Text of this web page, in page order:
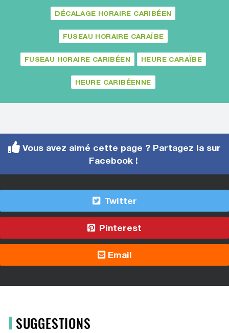
DÉCALAGE HORAIRE CARIBÉEN
FUSEAU HORAIRE CARAÏBE
FUSEAU HORAIRE CARIBÉEN HEURE CARAÏBE
HEURE CARIBÉENNE
Vous avez aimé cette page ? Partagez la sur
Facebook !
Twitter
Pinterest
Email
SUGGESTIONS